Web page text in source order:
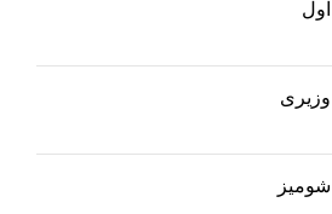
اول
وزیری
شومیز